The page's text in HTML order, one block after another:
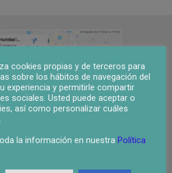
cookies propias y de terceros para
sobre los hábitos de navegación del
experiencia y permitirle compartir
sociales. Usted puede aceptar o
así como personalizar cuáles
la información en nuestra Política